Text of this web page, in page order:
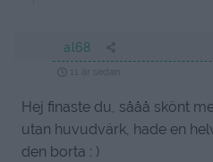
al68
11 år sedan
Hej finaste du, sååå skönt
utan huvudvärk, hade en
den borta : )